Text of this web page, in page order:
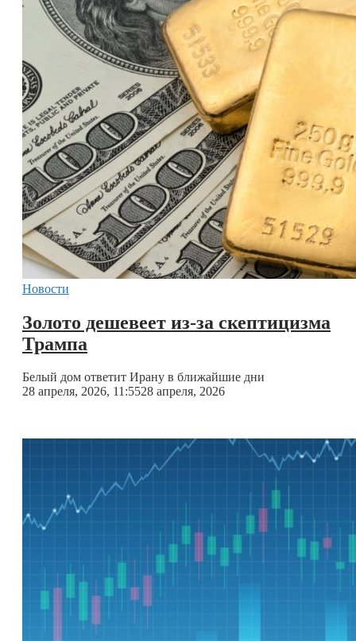
Новости
Золото дешевеет из-за скептицизма
Трампа
Белый дом ответит Ирану в ближайшие дни
28 апреля, 2026, 11:5528 апреля, 2026